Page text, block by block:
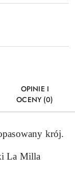
OPINIE I
OCENY (0)
krój.
La Milla